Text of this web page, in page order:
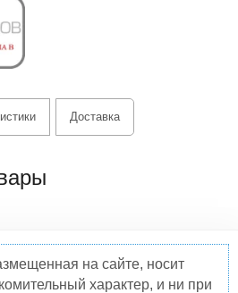
Доставка
на сайте, носит
характер, и ни при